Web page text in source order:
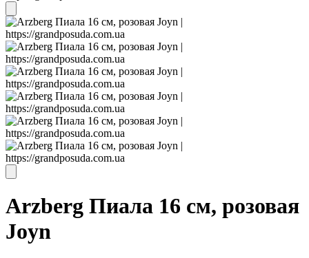
Arzberg Пиала 16 см, розовая
Joyn